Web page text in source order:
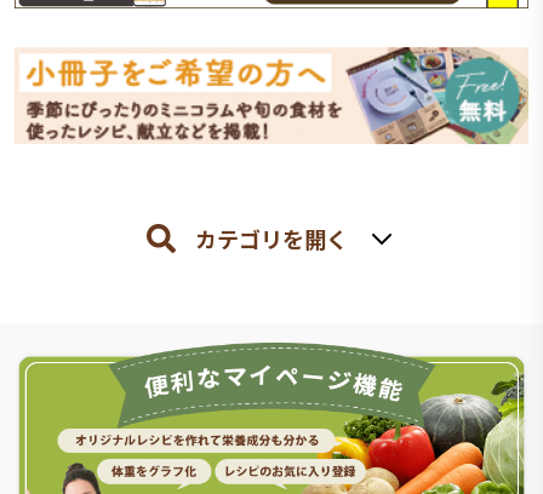
カテゴリを開く